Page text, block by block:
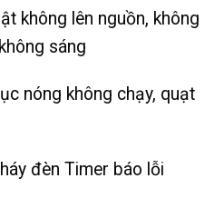
không lên nguồn, không
sáng
nóng không chạy, quạt
đèn Timer báo lỗi